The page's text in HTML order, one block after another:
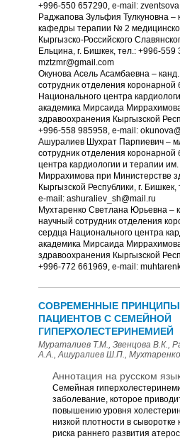
+996-550 657290, е-mail:
Раджапова Зульфия Тулкуновна –
кафедры терапии № 2
Кыргызско-Российского
Ельцина, г. Бишкек, тел.: +996-
mztzmr@gmail.com
Окунова Асель Асамбаевна –
сотрудник отделения коронарной
Национального центра
академика Мирсаида
здравоохранения Кыргызской
+996-558 985958, e-mail:
Ашуралиев Шухрат Парпиевич –
сотрудник отделения
центра кардиологии и терапии
Миррахимова при Министерстве
Кыргызской Республики, г.
e-mail: ashuraliev_sh@mail.ru
Мухтаренко Светлана Юрьевна –
научный сотрудник отделения
сердца Национального центра
академика Мирсаида
здравоохранения Кыргызской
+996-772 661969, e-mail:
СОВРЕМЕННЫЕ
ПАЦИЕНТОВ С СЕМЕЙНОЙ
ГИПЕРХОЛЕСТЕРИНЕМИЕЙ
Мураталиев Т.М., Звенцова В.К.,
А.А., Ашуралиев Ш.П.,
Аннотация на русском
Семейная
заболевание, которое
повышению уровня
низкой плотности в сыворотке
риска раннего развития